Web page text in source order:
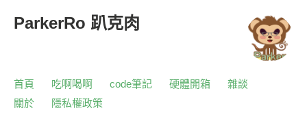
ParkerRo 趴克肉
首頁 吃啊喝啊 code筆記 硬體開箱
雜談
關於
隱私權政策